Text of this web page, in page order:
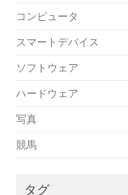
コンピュータ
スマートデバイス
ソフトウェア
ハードウェア
写真
競馬
タグ